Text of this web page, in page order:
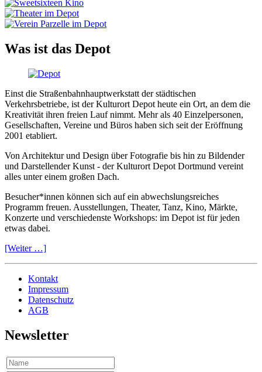
Was ist das Depot
Einst die Straßenbahnhauptwerkstatt der städtischen
Verkehrsbetriebe, ist der Kulturort Depot heute ein Ort, an dem die
Kreativität ihren freien Lauf nimmt. Mehr als 40 Einzelpersonen,
Gesellschaften, Vereine und Büros haben sich seit der Eröffnung
2001 etabliert.
Von Architektur und Design über Fotografie bis hin zu Bildender
und Darstellender Kunst - der Kulturort Depot Dortmund vereint
alles unter einem großen Dach.
Besucher*innen können sich auf ein abwechslungsreiches
Programm freuen. Ausstellungen, Theater, Tanz, Kino, Märkte,
Konzerte und verschiedenste Workshops: im Depot ist für jeden
etwas dabei.
[Weiter …]
Kontakt
Impressum
Datenschutz
AGB
Newsletter